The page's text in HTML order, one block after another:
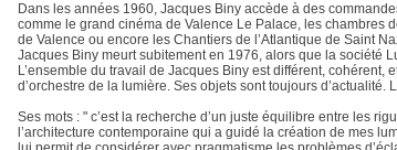
Dans les années 1960, Jacques Biny accède à des
comme le grand cinéma de Valence Le Palace, les chambres
de Valence ou encore les Chantiers de l’Atlantique de Saint
Jacques Biny meurt subitement en 1976, alors que la société
L’ensemble du travail de Jacques Biny est différent, cohérent,
d’orchestre de la lumière. Ses objets sont toujours d’actualité.
Ses mots : " c’est la recherche d’un juste équilibre entre les
l’architecture contemporaine qui a guidé la création de mes